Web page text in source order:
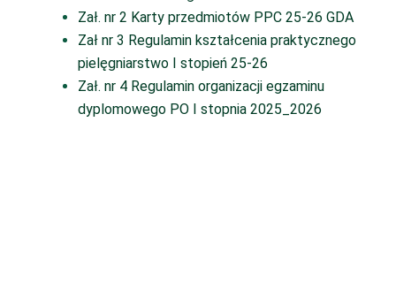
Zał. nr 2 Karty przedmiotów PPC 25-26 GDA
Zał nr 3 Regulamin kształcenia praktycznego
pielęgniarstwo I stopień 25-26
Zał. nr 4 Regulamin organizacji egzaminu
dyplomowego PO I stopnia 2025_2026